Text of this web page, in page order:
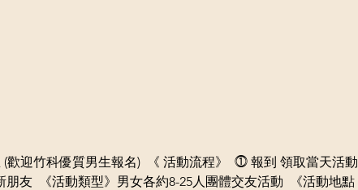
迎竹科優質男生報名)  《 活動流程》  ⓵ 報到 領取當天活動
《活動類型》男女各約8-25人團體交友活動  《活動地點